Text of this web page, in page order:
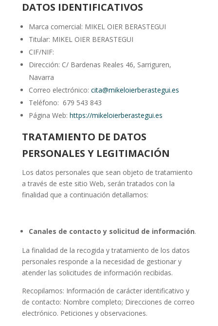
DATOS IDENTIFICATIVOS
Marca comercial: MIKEL OIER BERASTEGUI
Titular: MIKEL OIER BERASTEGUI
CIF/NIF:
Dirección: C/ Bardenas Reales 46, Sarriguren,
Navarra
Correo electrónico: cita@mikeloierberastegui.es
Teléfono: 679 543 843
Página Web: https://mikeloierberastegui.es
TRATAMIENTO DE DATOS
PERSONALES Y LEGITIMACIÓN
Los datos personales que sean objeto de tratamiento
a través de este sitio Web, serán tratados con la
finalidad que a continuación detallamos:
Canales de contacto y solicitud de información.
La finalidad de la recogida y tratamiento de los datos
personales responde a la necesidad de gestionar y
atender las solicitudes de información recibidas.
Recopilamos: Información de carácter identificativo y
de contacto: Nombre completo; Direcciones de correo
electrónico. Peticiones y observaciones.